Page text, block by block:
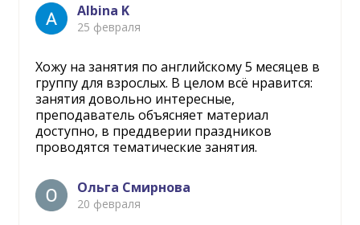
Albina K
25 февраля
Хожу на занятия по английскому 5 месяцев в
группу для взрослых. В целом всё нравится:
занятия довольно интересные,
преподаватель объясняет материал
доступно, в преддверии праздников
проводятся тематические занятия.
Ольга Смирнова
20 февраля